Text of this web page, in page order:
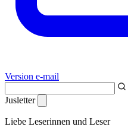
Version e-mail
Jusletter
Liebe Leserinnen und Leser